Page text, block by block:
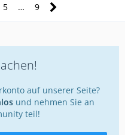
5 … 9
auf unserer Seite?
und nehmen Sie an
teil!